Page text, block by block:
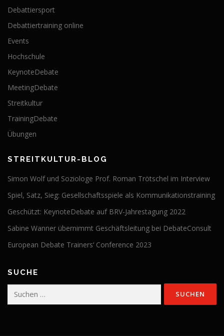
Debattiersport
Debattiertraining online
Events
Hochschule
KeynoteDebate
MeetingDebate
Streitkultur
TrainingDebate
Übungen
STREITKULTUR-BLOG
Simon Wolf und Soziologe Prof. Roman Trötschel im Interview
Spiel, Satz, Sieg: Gesellschaftsspiele als Kommunikationstraining
Geschützt: KeynoteDebate auf BRV-Jahrestagung 2022
Sabine Wanner übernimmt Geschäftsleitung bei DebateConsult
European Debate Trainers‘ Conference 2023
SUCHE
Suchen